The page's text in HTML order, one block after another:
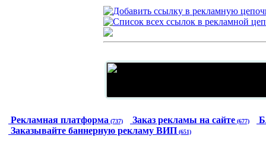
Рекламная платформа (737) Заказ рекламы на сайте (677)
Заказывайте баннерную рекламу ВИП (651)